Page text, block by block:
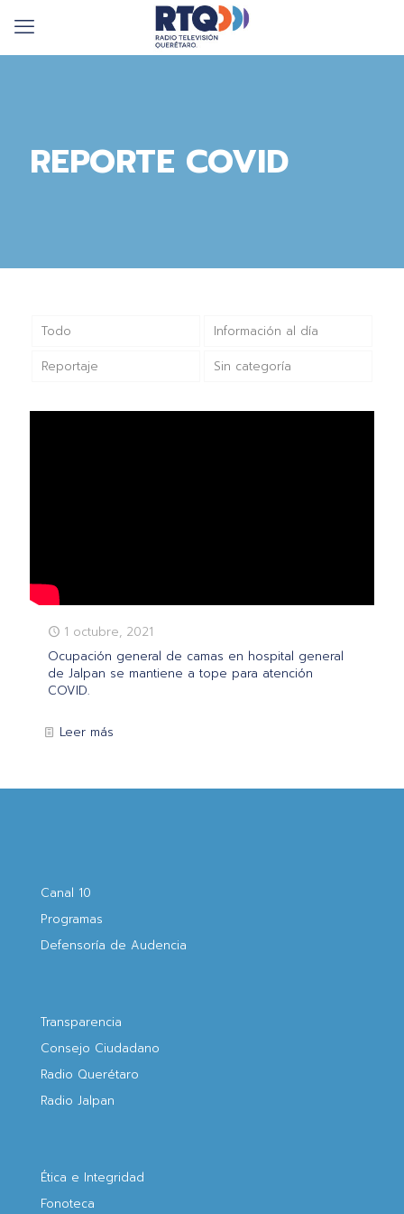
REPORTE COVID
Todo Información al día
Reportaje Sin categoría
1 octubre, 2021
Ocupación general de camas en hospital general
de Jalpan se mantiene a tope para atención
COVID.
Leer más
Canal 10
Programas
Defensoría de Audencia
Transparencia
Consejo Ciudadano
Radio Querétaro
Radio Jalpan
Ética e Integridad
Fonoteca